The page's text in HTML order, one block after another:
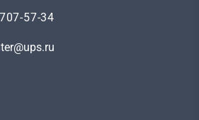
57-34